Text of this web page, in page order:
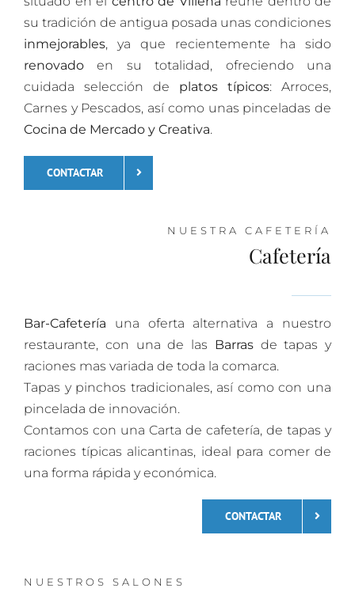
su tradición de antigua posada unas condiciones
inmejorables, ya que recientemente ha sido
renovado en su totalidad, ofreciendo una
cuidada selección de platos típicos: Arroces,
Carnes y Pescados, así como unas pinceladas de
Cocina de Mercado y Creativa.
CONTACTAR
NUESTRA CAFETERÍA
Cafetería
Bar-Cafetería una oferta alternativa a nuestro
restaurante, con una de las Barrasde tapas y
raciones mas variada de toda la comarca.
Tapas y pinchos tradicionales, así como con una
pincelada de innovación.
Contamos con una Carta de cafetería, de tapas y
raciones típicas alicantinas, ideal para comer de
una forma rápida y económica.
CONTACTAR
NUESTROS SALONES